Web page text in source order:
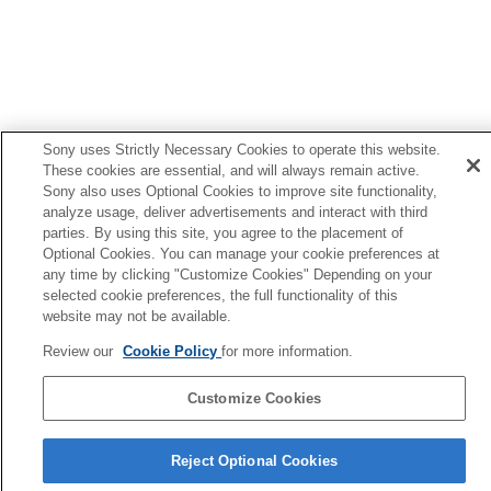
değiştirme
BLUETOOTHbağlantısı ( LE Audio) öncelik
ayarının (LE Audio Bağlantı Kalitesi)
değiştirilmesi
Kulaklıkların yukarı aşağı-aşağı yukarı ve
sağdan sola-soldan sağa kafa hareketleri ile
kontrolünü etkinleştirme (Kafa Hareketi)
Kulaklık için birLE Audiobağlantısının
ayarlanması
En uygun kulak içi kulaklık ucu boyutunuzun
belirlenmesi
Gücü otomatik olarak kapatmak için ayarlama
(Otomatik Güç Kapatma)
Kulaklıklar çıkarıldığında müzik çalmayı
duraklatma (Kulaklıklar çıkarıldığında
Dil Seçimi Sayfası
4-730-255-16(1)
Sony uses Strictly Necessary Cookies to operate this website.
These cookies are essential, and will always remain active.
Sony also uses Optional Cookies to improve site functionality,
analyze usage, deliver advertisements and interact with third
parties. By using this site, you agree to the placement of
Optional Cookies. You can manage your cookie preferences at
any time by clicking "Customize Cookies" Depending on your
selected cookie preferences, the full functionality of this
website may not be available.
Review our Cookie Policyfor more information.
Customize Cookies
Reject Optional Cookies